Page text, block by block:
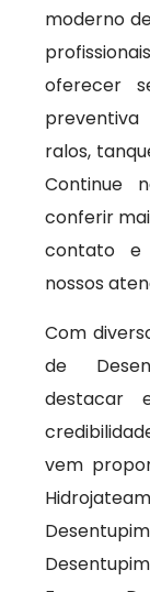
moderno
oferecer
ralos,
Continue
conferir
contato e
nossos
Com
de
destacar
vem